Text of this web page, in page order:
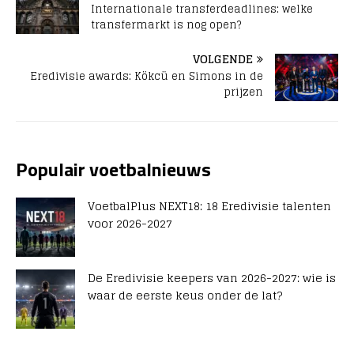
Internationale transferdeadlines: welke
transfermarkt is nog open?
VOLGENDE
Eredivisie awards: Kökcü en Simons in de
prijzen
Populair voetbalnieuws
VoetbalPlus NEXT18: 18 Eredivisie talenten
voor 2026-2027
De Eredivisie keepers van 2026-2027: wie is
waar de eerste keus onder de lat?